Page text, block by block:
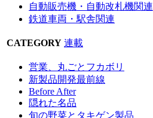
自動販売機・自動改札機関連
鉄道車両・駅舎関連
CATEGORY 連載
営業、丸ごとフカボリ
新製品開発最前線
Before After
隠れた名品
旬の野菜とタキゲン製品